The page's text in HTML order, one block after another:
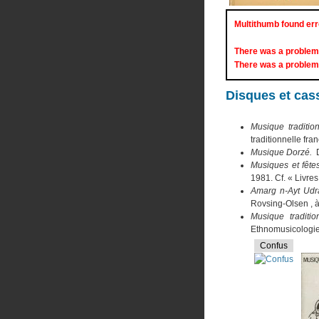
Multithumb found
There was a
There was a
Disques et
Musique
traditionnelle
Musique Dorzé.
Musiques et
1981. Cf. «
Amarg n-Ayt
Rovsing-Olsen ,
Musique
Confus